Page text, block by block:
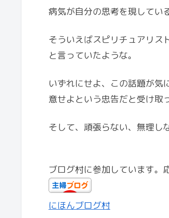
病気が自分の思考を現してい
そういえばスピリチュアリス
と言っていたような。
いずれにせよ、この話題が気
意せよという忠告だと受け取
そして、頑張らない、無理し
ブログ村に参加しています。
にほんブログ村